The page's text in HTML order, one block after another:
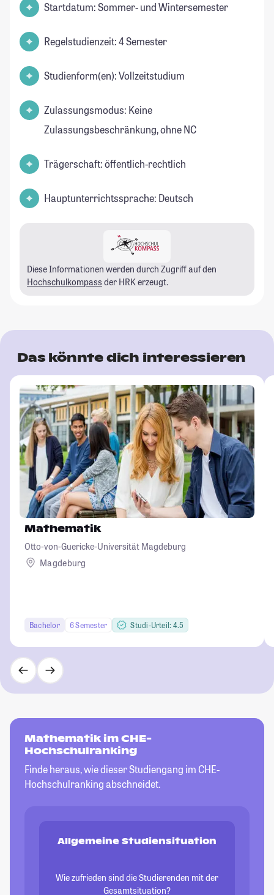
Startdatum: Sommer- und Wintersemester
Regelstudienzeit: 4 Semester
Studienform(en): Vollzeitstudium
Zulassungsmodus: Keine
Zulassungsbeschränkung, ohne NC
Trägerschaft: öffentlich-rechtlich
Hauptunterrichtssprache: Deutsch
Diese Informationen werden durch Zugriff auf den
Hochschulkompass der HRK erzeugt.
Das könnte dich interessieren
Mathematik
Otto-von-Guericke-Universität Magdeburg
Magdeburg
Bachelor 6 Semester Studi-Urteil: 4.5
Mathematik im CHE-
Hochschulranking
Finde heraus, wie dieser Studiengang im CHE-
Hochschulranking abschneidet.
Allgemeine Studiensituation
Wie zufrieden sind die Studierenden mit der
Gesamtsituation?